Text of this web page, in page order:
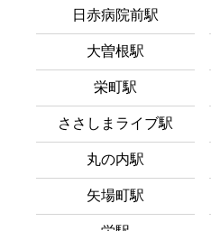
日赤病院前駅
大曽根駅
栄町駅
ささしまライブ駅
丸の内駅
矢場町駅